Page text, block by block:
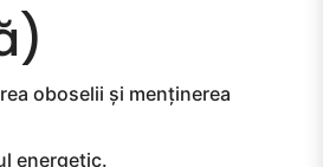
oboselii și menținerea
energetic.